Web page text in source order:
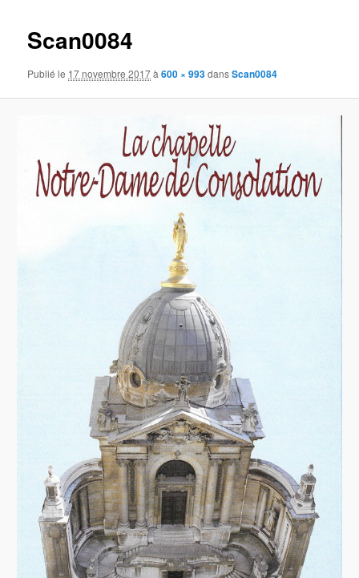
Scan0084
Publié le 17 novembre 2017à600 × 993dansScan0084